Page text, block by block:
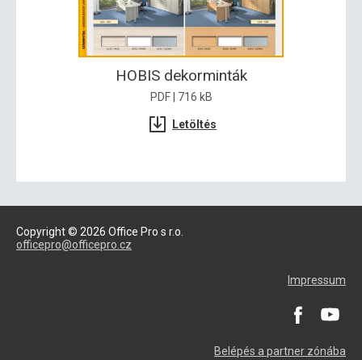
HOBIS dekorminták
PDF | 716 kB
Letöltés
Copyright © 2026 Office Pro s r.o.
officepro@officepro.cz
Impressum
Belépés a partner zónába